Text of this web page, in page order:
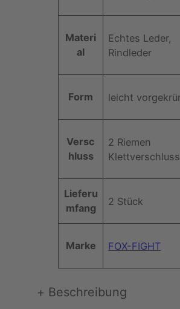
Materi
al
Echtes Leder,
Rindleder
Form leicht
Versc
hluss
2 Riemen
Klettverschluss
Lieferu
mfang
2 Stück
Marke FOX-FIGHT
+ Beschreibung